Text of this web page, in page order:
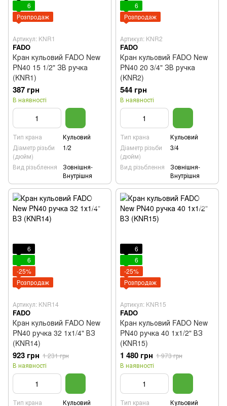
6
Розпродаж
Артикул: KNR1
FADO
Кран кульовий FADO New
PN40 15 1/2" ЗВ ручка
(KNR1)
387 грн
В наявності
Тип крана
Кульовий
Діаметр різьби
(дюйм)
1/2
Вид різьблення
Зовнішня-
Внутрішня
6
Розпродаж
Артикул: KNR2
FADO
Кран кульовий FADO New
PN40 20 3/4" ЗВ ручка
(KNR2)
544 грн
В наявності
Тип крана
Кульовий
Діаметр різьби
(дюйм)
3/4
Вид різьблення
Зовнішня-
Внутрішня
6
6
-25%
Розпродаж
Артикул: KNR14
FADO
Кран кульовий FADO New
PN40 ручка 32 1х1/4" ВЗ
(KNR14)
923 грн 1 231 грн
В наявності
Тип крана Кульовий
6
6
-25%
Розпродаж
Артикул: KNR15
FADO
Кран кульовий FADO New
PN40 ручка 40 1х1/2" ВЗ
(KNR15)
1 480 грн 1 973 грн
В наявності
Тип крана Кульовий